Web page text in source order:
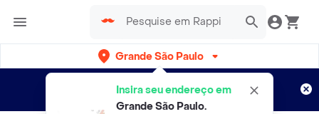
Grande São Paulo
Insira seu endereço em
Grande São Paulo.
Entregas grátis por 15 dias!
Aplicam T&C